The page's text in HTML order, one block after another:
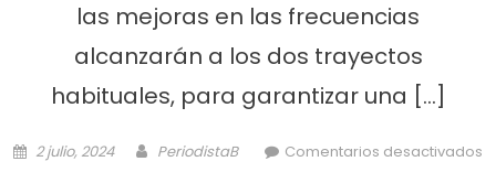
las mejoras en las frecuencias
alcanzarán a los dos trayectos
habituales, para garantizar una […]
Posted on
2 julio, 2024 Author
PeriodistaB
Comentarios desactivados